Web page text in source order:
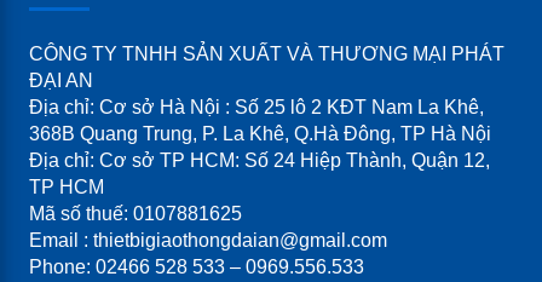
CÔNG TY TNHH SẢN XUẤT VÀ THƯƠNG MẠI PHÁT
ĐẠI AN
Địa chỉ: Cơ sở Hà Nội : Số 25 lô 2 KĐT Nam La Khê,
368B Quang Trung, P. La Khê, Q.Hà Đông, TP Hà Nội
Địa chỉ: Cơ sở TP HCM: Số 24 Hiệp Thành, Quận 12,
TP HCM
Mã số thuế: 0107881625
Email : thietbigiaothongdaian@gmail.com
Phone: 02466 528 533 – 0969.556.533